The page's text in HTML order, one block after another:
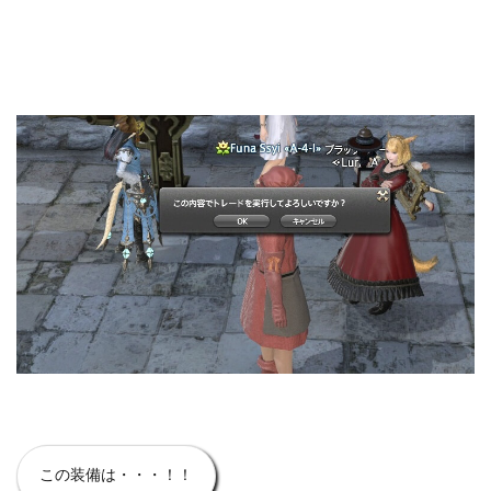
この装備は・・・！！